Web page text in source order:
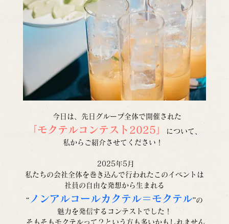
  今日は、先日グループ全体で開催された
「モクテルコンテスト2025」
について、
私からご紹介させてください！
2025年5月
私たちの会社全体を巻き込んで行われたこのイベントは
社員の自由な発想から生まれる
“ノンアルコールカクテル＝モクテル”の
魅力を発信するコンテストでした！